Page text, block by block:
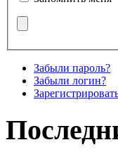
Забыли пароль?
Забыли логин?